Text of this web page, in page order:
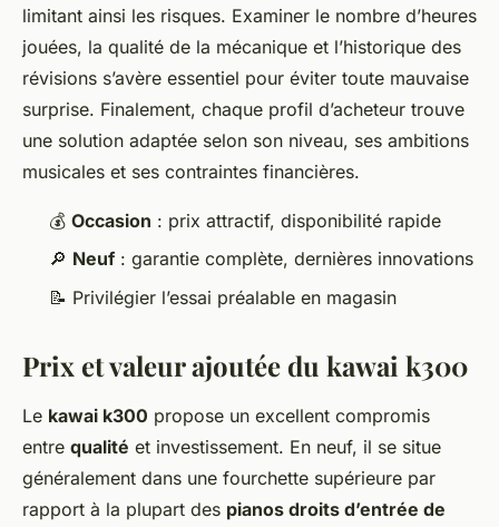
limitant ainsi les risques. Examiner le nombre d’heures
jouées, la qualité de la mécanique et l’historique des
révisions s’avère essentiel pour éviter toute mauvaise
surprise. Finalement, chaque profil d’acheteur trouve
une solution adaptée selon son niveau, ses ambitions
musicales et ses contraintes financières.
💰 Occasion : prix attractif, disponibilité rapide
🔎 Neuf : garantie complète, dernières innovations
📝 Privilégier l’essai préalable en magasin
Prix et valeur ajoutée du kawai k300
Le kawai k300 propose un excellent compromis
entre qualité et investissement. En neuf, il se situe
généralement dans une fourchette supérieure par
rapport à la plupart des pianos droits d’entrée de